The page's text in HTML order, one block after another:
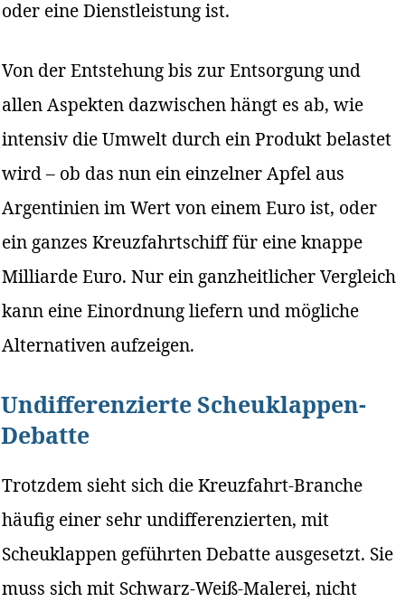
oder eine Dienstleistung ist.
Von der Entstehung bis zur Entsorgung und
allen Aspekten dazwischen hängt es ab, wie
intensiv die Umwelt durch ein Produkt belastet
wird – ob das nun ein einzelner Apfel aus
Argentinien im Wert von einem Euro ist, oder
ein ganzes Kreuzfahrtschiff für eine knappe
Milliarde Euro. Nur ein ganzheitlicher Vergleich
kann eine Einordnung liefern und mögliche
Alternativen aufzeigen.
Undifferenzierte Scheuklappen-
Debatte
Trotzdem sieht sich die Kreuzfahrt-Branche
häufig einer sehr undifferenzierten, mit
Scheuklappen geführten Debatte ausgesetzt. Sie
muss sich mit Schwarz-Weiß-Malerei, nicht